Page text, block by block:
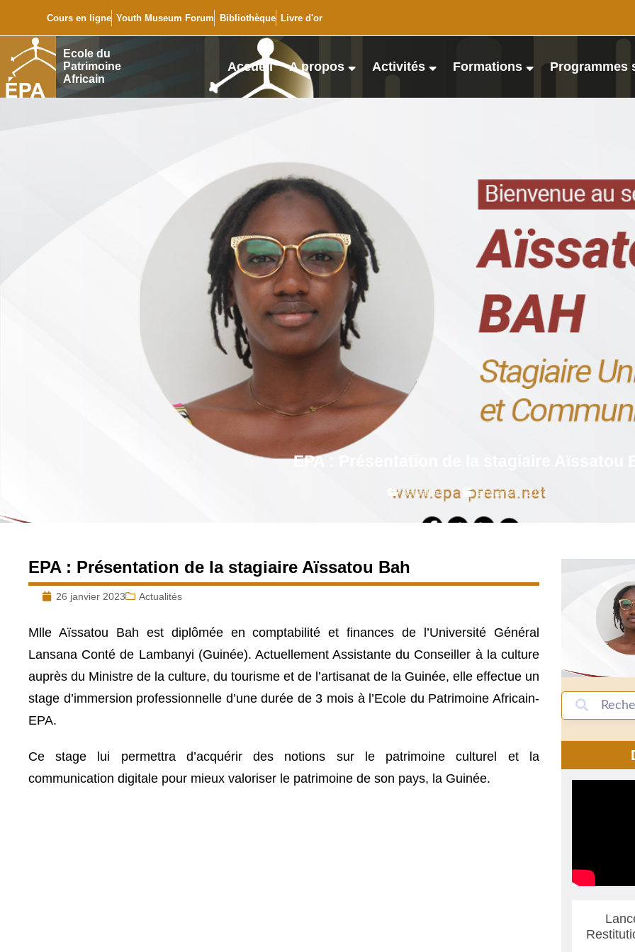
Cours en ligne Youth Museum Forum Bibliothèque Livre d'or
Ecole du
Patrimoine
Africain
Accueil A propos Activités Formations Programmes
EPA : Présentation de la stagiaire Aïssatou
Actualités janvier 26, 2023
EPA : Présentation de la stagiaire Aïssatou Bah
26 janvier 2023 Actualités
Mlle Aïssatou Bah est diplômée en comptabilité et finances de l’Université Général
Lansana Conté de Lambanyi (Guinée). Actuellement Assistante du Conseiller à la culture
auprès du Ministre de la culture, du tourisme et de l’artisanat de la Guinée, elle effectue un
stage d’immersion professionnelle d’une durée de 3 mois à l’Ecole du Patrimoine Africain-
EPA.
Ce stage lui permettra d’acquérir des notions sur le patrimoine culturel et la
communication digitale pour mieux valoriser le patrimoine de son pays, la Guinée.